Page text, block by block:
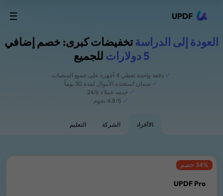
UPDF
العودة إلى الدراسةتخفيضات كبرى: خصم إضافي
5 دولارات
للجميع
دفعة واحدة تغطي 4 أجهزة على جميع المنصات
ضمان استعتدة الأموال لمدة 30 يوماً
خدمه عملاء 24/6
4.8/5 نجوم
الاأفراد الشركة التعليم
UPDF Pro
34% خصم